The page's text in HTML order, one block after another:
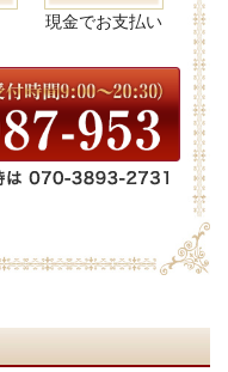
現金でお支払い